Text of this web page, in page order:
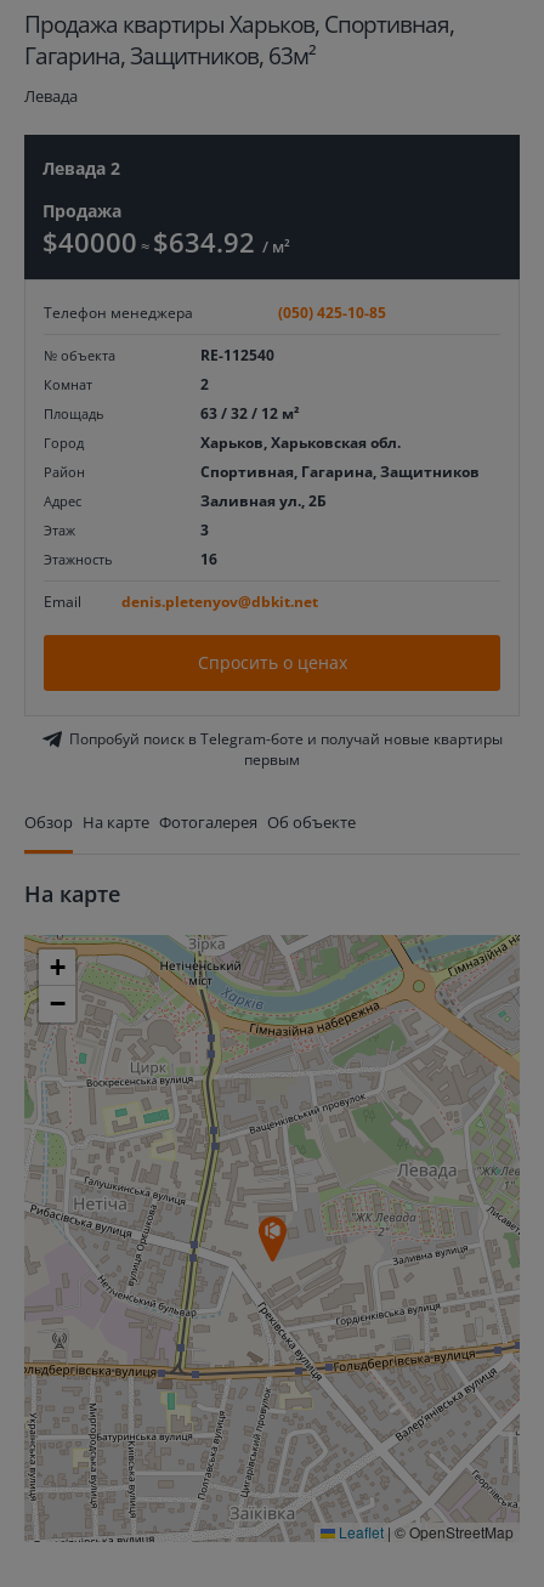
Продажа квартиры Харьков, Спортивная,
Гагарина, Защитников, 63м²
Левада
Левада 2
Продажа
$40000 ≈ $634.92 / м²
Телефон менеджера (050) 425-10-85
№ объекта RE-112540
Комнат 2
Площадь 63 / 32 / 12 м²
Город Харьков, Харьковская обл.
Район Спортивная, Гагарина, Защитников
Адрес Заливная ул., 2Б
Этаж 3
Этажность 16
Email denis.pletenyov@dbkit.net
Спросить о ценах
Попробуй поиск в Telegram-боте и получай новые квартиры
первым
Обзор На карте Фотогалерея Об объекте
На карте
+
−
Leaflet | © OpenStreetMap